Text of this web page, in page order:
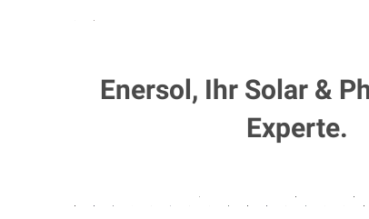
Enersol, Ihr Solar &
Experte.